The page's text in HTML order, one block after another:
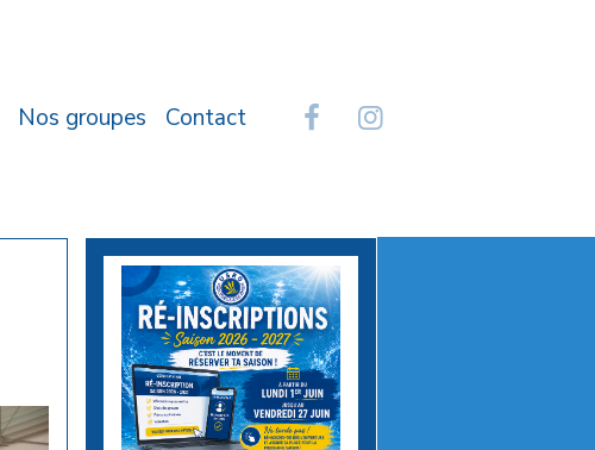
Nos groupes Contact